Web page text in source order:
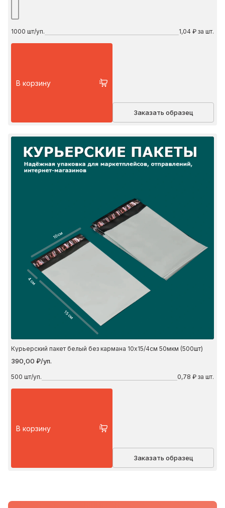
1000 шт/уп. 1,04 ₽ за шт.
В корзину
Заказать образец
10 см
4 см
15 см
Курьерский пакет белый без кармана 10х15/4см 50мкм (500шт)
390,00 ₽/уп.
500 шт/уп. 0,78 ₽ за шт.
В корзину
Заказать образец